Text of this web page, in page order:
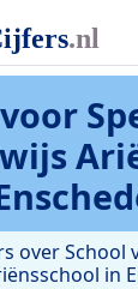
over School
in